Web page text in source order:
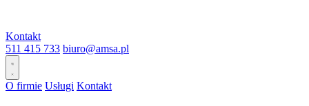
Kontakt
511 415 733 biuro@amsa.pl
O firmie Usługi Kontakt